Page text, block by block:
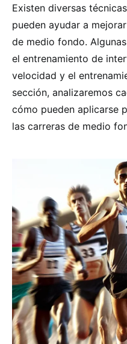
Existen diversas
pueden ayudar a
de medio fondo.
el entrenamiento de
velocidad y el
sección, analizaremos
cómo pueden aplicarse
las carreras de medio